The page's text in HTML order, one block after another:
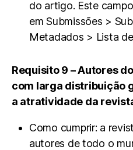
do artigo. Este
em Submissões >
Metadados > Lista
Requisito 9 – Autores
com larga distribuição
a atratividade da
Como cumprir: a
autores de todo o